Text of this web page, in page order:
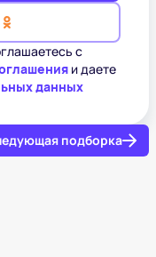
с
и даете
данных
подборка